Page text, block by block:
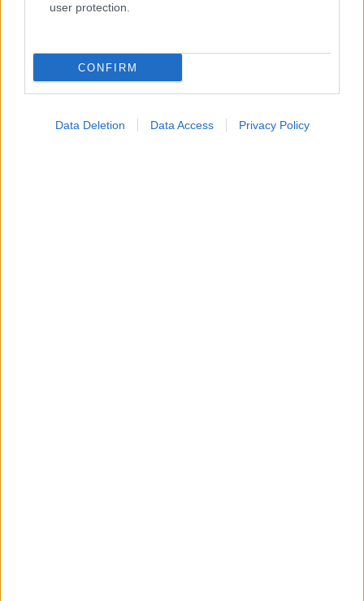
user protection.
CONFIRM
Data Deletion Data Access Privacy Policy